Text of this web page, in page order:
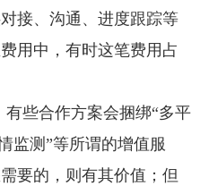
接、沟通、进度跟踪等
用中，有时这笔费用占
有些合作方案会捆绑“多平
监测”等所谓的增值服
要的，则有其价值；但